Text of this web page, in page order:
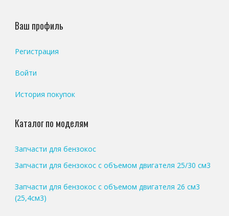
Ваш профиль
Регистрация
Войти
История покупок
Каталог по моделям
Запчасти для бензокос
Запчасти для бензокос с объемом двигателя 25/30 см3
Запчасти для бензокос с объемом двигателя 26 см3
(25,4см3)